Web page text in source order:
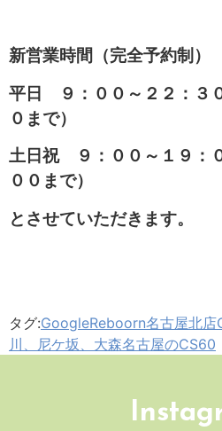
新営業時間（完全予約制）
平日 ９：００～２２：３
０まで）
土日祝 ９：００～１９：
００まで）
とさせていただきます。
タグ:GoogleReboorn名古屋北店
川、尼ケ坂、大森名古屋のCS60